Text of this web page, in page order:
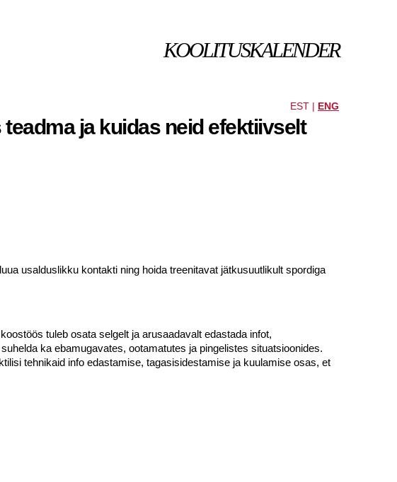
KOOLITUSKALENDER
EST | ENG
ja kuidas neid efektiivselt
usalduslikku kontakti ning hoida treenitavat jätkusuutlikult spordiga
tuleb osata selgelt ja arusaadavalt edastada infot,
ka ebamugavates, ootamatutes ja pingelistes situatsioonides.
tehnikaid info edastamise, tagasisidestamise ja kuulamise osas, et